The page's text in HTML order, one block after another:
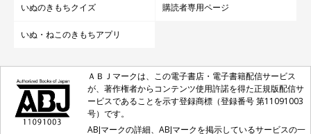
いぬのきもちクイズ 購読者専用ページ
いぬ・ねこのきもちアプリ
ＡＢＪマークは、この電子書店・電子書籍配信サービス
が、著作権者からコンテンツ使用許諾を得た正規版配信サ
ービスであることを示す登録商標（登録番号 第11091003
号）です。
ABJマークの詳細、ABJマークを掲示しているサービスの一